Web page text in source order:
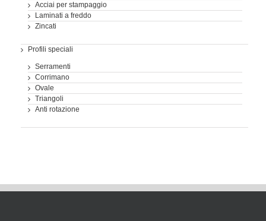
Acciai per stampaggio
Laminati a freddo
Zincati
Profili speciali
Serramenti
Corrimano
Ovale
Triangoli
Anti rotazione